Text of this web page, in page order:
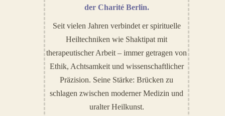
der Charité Berlin.
Seit vielen Jahren verbindet er spirituelle
Heiltechniken wie Shaktipat mit
therapeutischer Arbeit – immer getragen von
Ethik, Achtsamkeit und wissenschaftlicher
Präzision. Seine Stärke: Brücken zu
schlagen zwischen moderner Medizin und
uralter Heilkunst.